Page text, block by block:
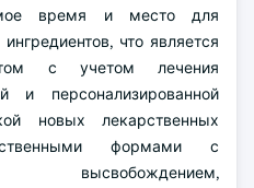
время и место для
что является
с учетом лечения
и персонализированной
новых лекарственных
формами с
высвобождением,